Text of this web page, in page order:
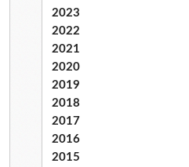
2023
2022
2021
2020
2019
2018
2017
2016
2015